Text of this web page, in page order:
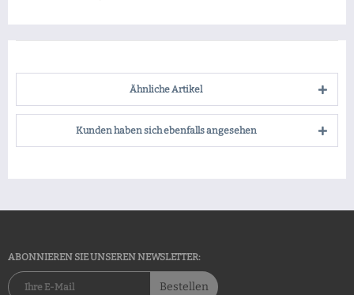
Ähnliche Artikel
Kunden haben sich ebenfalls angesehen
ABONNIEREN SIE UNSEREN NEWSLETTER:
Bestellen